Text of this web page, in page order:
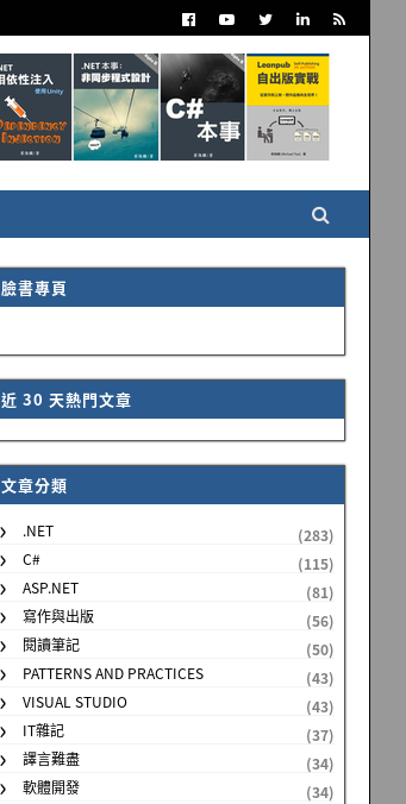
臉書專頁
近 30 天熱門文章
文章分類
.NET
(283)
C#
(115)
ASP.NET
(81)
寫作與出版
(56)
閱讀筆記
(50)
PATTERNS AND PRACTICES
(43)
VISUAL STUDIO
(43)
IT雜記
(37)
譯言難盡
(34)
軟體開發
(34)